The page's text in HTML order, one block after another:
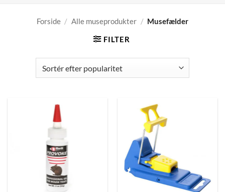
Forside / Alle museprodukter / Musefælder
FILTER